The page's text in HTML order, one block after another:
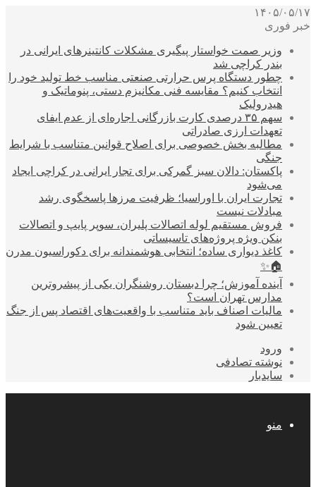
۱۴۰۵/۰۵/۱۷
خبر فوری
وزیر صمت خواستار پیگیری مشکلات کانتینرهای ایرانی در
بندر کراچی شد
چطور دستگاه پرس حرارتی صنعتی مناسب خط تولید خود را
انتخاب کنیم؟ مقایسه فنی مکانیزم دستی، پنوماتیک و
هیدرولیک
سهم ۳۵ درصدی کارت بازرگانی اجاره‌ای از عدم ایفای
تعهدات ارزی صادراتی
مطالبه بخش خصوصی برای اصلاح قوانین متناسب با شرایط
جنگی
پاکستان: دالان سبز گمرکی برای تجار ایرانی در کراچی ایجاد
می‌شود
تجارت ایران با اوراسیا؛ ظرفیت مرزها پاسخگوی رشد
مبادلات نیست
فروش مستقیم لوله اتصالات پلیران، سوپر پایپ و اتصالات
بنکن ویژه پروژه‌های تاسیساتی
کاغذ دیواری ساده؛ انتخابی هوشمندانه برای دکوراسیون مدرن
🏠✨
آینده آموزش؛ چرا دبستان روشنگران یکی از پیشروترین
مدارس تهران است؟
مالیات اصناف باید متناسب با واقعیت‌های اقتصاد پس از جنگ
تعیین شود
ورود
نوشته تصادفی
سایدبار
منو